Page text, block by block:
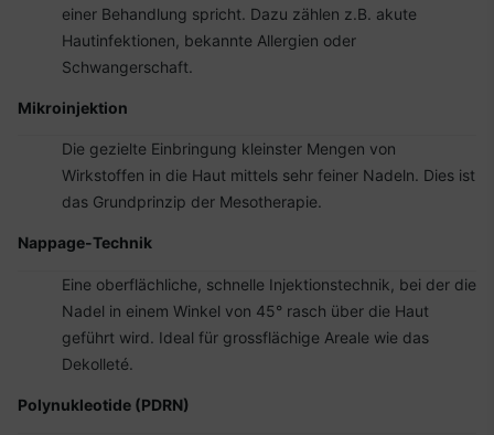
einer Behandlung spricht. Dazu zählen z.B. akute
Hautinfektionen, bekannte Allergien oder
Schwangerschaft.
Mikroinjektion
Die gezielte Einbringung kleinster Mengen von
Wirkstoffen in die Haut mittels sehr feiner Nadeln. Dies ist
das Grundprinzip der Mesotherapie.
Nappage-Technik
Eine oberflächliche, schnelle Injektionstechnik, bei der die
Nadel in einem Winkel von 45° rasch über die Haut
geführt wird. Ideal für grossflächige Areale wie das
Dekolleté.
Polynukleotide (PDRN)